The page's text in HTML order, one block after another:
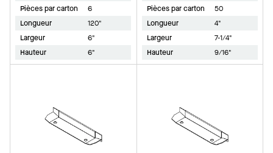
Pièces par carton
6
Longueur
120"
Largeur
6"
Hauteur
6"
Pièces par carton
50
Longueur
4"
Largeur
7-1/4"
Hauteur
9/16"